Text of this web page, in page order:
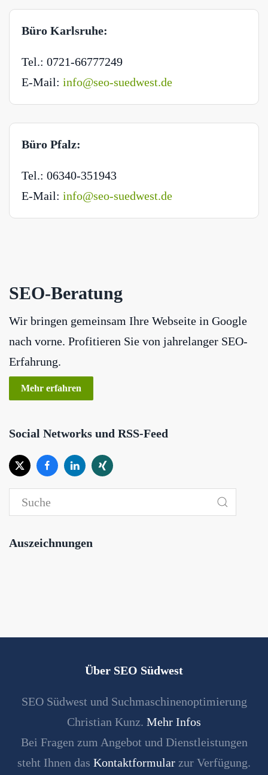
Büro Karlsruhe:
Tel.: 0721-66777249
E-Mail: info@seo-suedwest.de
Büro Pfalz:
Tel.: 06340-351943
E-Mail: info@seo-suedwest.de
SEO-Beratung
Wir bringen gemeinsam Ihre Webseite in Google
nach vorne. Profitieren Sie von jahrelanger SEO-
Erfahrung.
Mehr erfahren
Social Networks und RSS-Feed
Auszeichnungen
Über SEO Südwest
SEO Südwest und Suchmaschinenoptimierung
Christian Kunz. Mehr Infos
Bei Fragen zum Angebot und Dienstleistungen
steht Ihnen das Kontaktformular zur Verfügung.